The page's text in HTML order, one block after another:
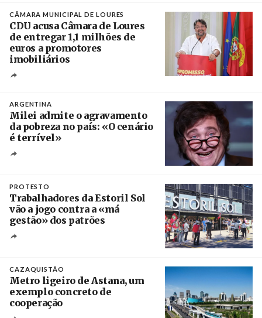
CÂMARA MUNICIPAL DE LOURES
CDU acusa Câmara de Loures
de entregar 1,1 milhões de
euros a promotores
imobiliários
ARGENTINA
Milei admite o agravamento
da pobreza no país: «O cenário
é terrível»
PROTESTO
Trabalhadores da Estoril Sol
vão a jogo contra a «má
gestão» dos patrões
CAZAQUISTÃO
Metro ligeiro de Astana, um
exemplo concreto de
cooperação